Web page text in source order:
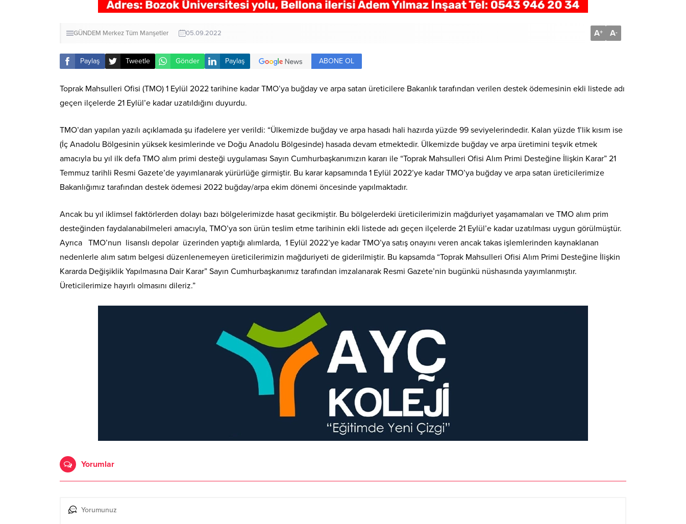
GÜNDEM MerkezTüm Manşetler 05.09.2022 A+ A-
Paylaş Tweetle Gönder Paylaş ABONE OL
Toprak Mahsulleri Ofisi (TMO) 1 Eylül 2022 tarihine kadar TMO’ya buğday ve arpa satan üreticilere Bakanlık tarafından verilen destek ödemesinin ekli listede adı
geçen ilçelerde 21 Eylül’e kadar uzatıldığını duyurdu.
TMO’dan yapılan yazılı açıklamada şu ifadelere yer verildi: “Ülkemizde buğday ve arpa hasadı hali hazırda yüzde 99 seviyelerindedir. Kalan yüzde 1’lik kısım ise
(İç Anadolu Bölgesinin yüksek kesimlerinde ve Doğu Anadolu Bölgesinde) hasada devam etmektedir. Ülkemizde buğday ve arpa üretimini teşvik etmek
amacıyla bu yıl ilk defa TMO alım primi desteği uygulaması Sayın Cumhurbaşkanımızın kararı ile “Toprak Mahsulleri Ofisi Alım Primi Desteğine İlişkin Karar” 21
Temmuz tarihli Resmi Gazete’de yayımlanarak yürürlüğe girmiştir. Bu karar kapsamında 1 Eylül 2022’ye kadar TMO’ya buğday ve arpa satan üreticilerimize
Bakanlığımız tarafından destek ödemesi 2022 buğday/arpa ekim dönemi öncesinde yapılmaktadır.
Ancak bu yıl iklimsel faktörlerden dolayı bazı bölgelerimizde hasat gecikmiştir. Bu bölgelerdeki üreticilerimizin mağduriyet yaşamamaları ve TMO alım prim
desteğinden faydalanabilmeleri amacıyla, TMO’ya son ürün teslim etme tarihinin ekli listede adı geçen ilçelerde 21 Eylül’e kadar uzatılması uygun görülmüştür.
Ayrıca TMO’nun lisanslı depolar üzerinden yaptığı alımlarda, 1 Eylül 2022’ye kadar TMO’ya satış onayını veren ancak takas işlemlerinden kaynaklanan
nedenlerle alım satım belgesi düzenlenemeyen üreticilerimizin mağduriyeti de giderilmiştir. Bu kapsamda “Toprak Mahsulleri Ofisi Alım Primi Desteğine İlişkin
Kararda Değişiklik Yapılmasına Dair Karar” Sayın Cumhurbaşkanımız tarafından imzalanarak Resmi Gazete’nin bugünkü nüshasında yayımlanmıştır.
Üreticilerimize hayırlı olmasını dileriz.”
Yorumlar